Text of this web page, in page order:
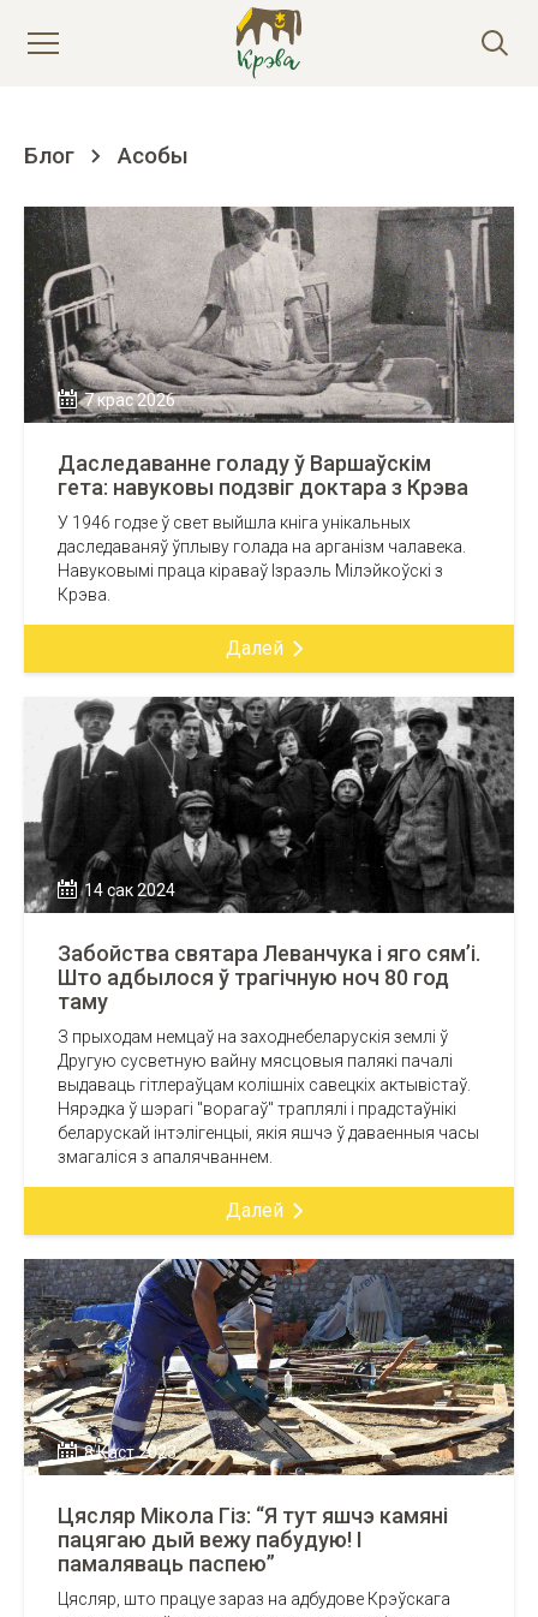
Блог Асобы
7 крас 2026
Даследаванне голаду ў Варшаўскім
гета: навуковы подзвіг доктара з Крэва
У 1946 годзе ў свет выйшла кніга унікальных
даследаваняў ўплыву голада на арганізм чалавека.
Навуковымі праца кіраваў Ізраэль Мілэйкоўскі з
Крэва.
Далей
14 сак 2024
Забойства святара Леванчука і яго сям’і.
Што адбылося ў трагічную ноч 80 год
таму
З прыходам немцаў на заходнебеларускія землі ў
Другую сусветную вайну мясцовыя палякі пачалі
выдаваць гітлераўцам колішніх савецкіх актывістаў.
Нярэдка ў шэрагі "ворагаў" траплялі і прадстаўнікі
беларускай інтэлігенцыі, якія яшчэ ў даваенныя часы
змагаліся з апалячваннем.
Далей
8 Каст 2023
Цясляр Мікола Гіз: “Я тут яшчэ камяні
пацягаю дый вежу пабудую! І
памаляваць паспею”
Цясляр, што працуе зараз на адбудове Крэўскага